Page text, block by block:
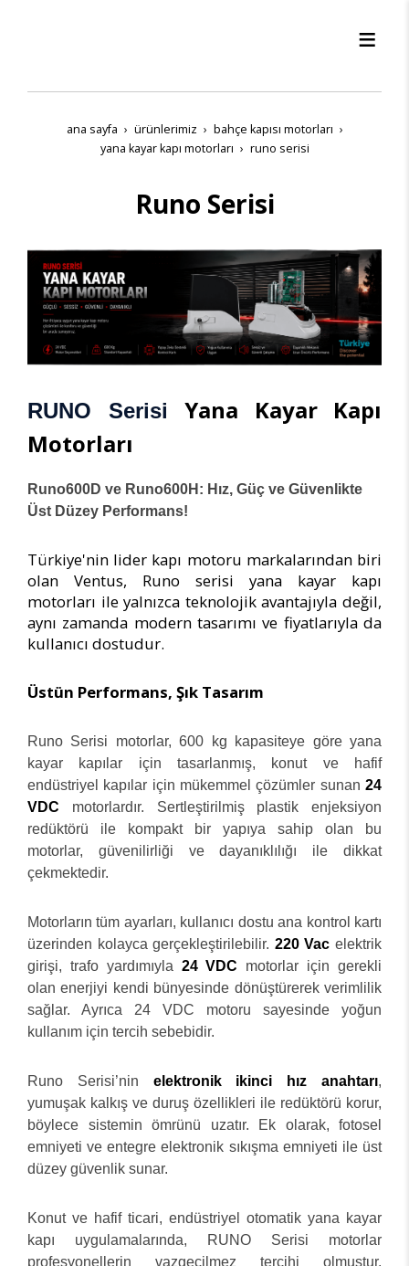
ana sayfa ürünleri̇mi̇z
bahçe kapisi motorlari
yana kayar kapi motorlari
runo serisi
Runo Serisi
RUNO Serisi Yana Kayar Kapı
Motorları
Runo600D ve Runo600H: Hız, Güç ve Güvenlikte
Üst Düzey Performans!
Türkiye'nin lider kapı motoru markalarından biri
olan Ventus, Runo serisi yana kayar kapı
motorları ile yalnızca teknolojik avantajıyla değil,
aynı zamanda modern tasarımı ve fiyatlarıyla da
kullanıcı dostudur.
Üstün Performans, Şık Tasarım
Runo Serisi motorlar, 600 kg kapasiteye göre yana
kayar kapılar için tasarlanmış, konut ve hafif
endüstriyel kapılar için mükemmel çözümler sunan 24
VDC motorlardır. Sertleştirilmiş plastik enjeksiyon
redüktörü ile kompakt bir yapıya sahip olan bu
motorlar, güvenilirliği ve dayanıklılığı ile dikkat
çekmektedir.
Motorların tüm ayarları, kullanıcı dostu ana kontrol kartı
üzerinden kolayca gerçekleştirilebilir. 220 Vac elektrik
girişi, trafo yardımıyla 24 VDC motorlar için gerekli
olan enerjiyi kendi bünyesinde dönüştürerek verimlilik
sağlar. Ayrıca 24 VDC motoru sayesinde yoğun
kullanım için tercih sebebidir.
Runo Serisi’nin elektronik ikinci hız anahtarı,
yumuşak kalkış ve duruş özellikleri ile redüktörü korur,
böylece sistemin ömrünü uzatır. Ek olarak, fotosel
emniyeti ve entegre elektronik sıkışma emniyeti ile üst
düzey güvenlik sunar.
Konut ve hafif ticari, endüstriyel otomatik yana kayar
kapı uygulamalarında, RUNO Serisi motorlar
profesyonellerin vazgeçilmez tercihi olmuştur.